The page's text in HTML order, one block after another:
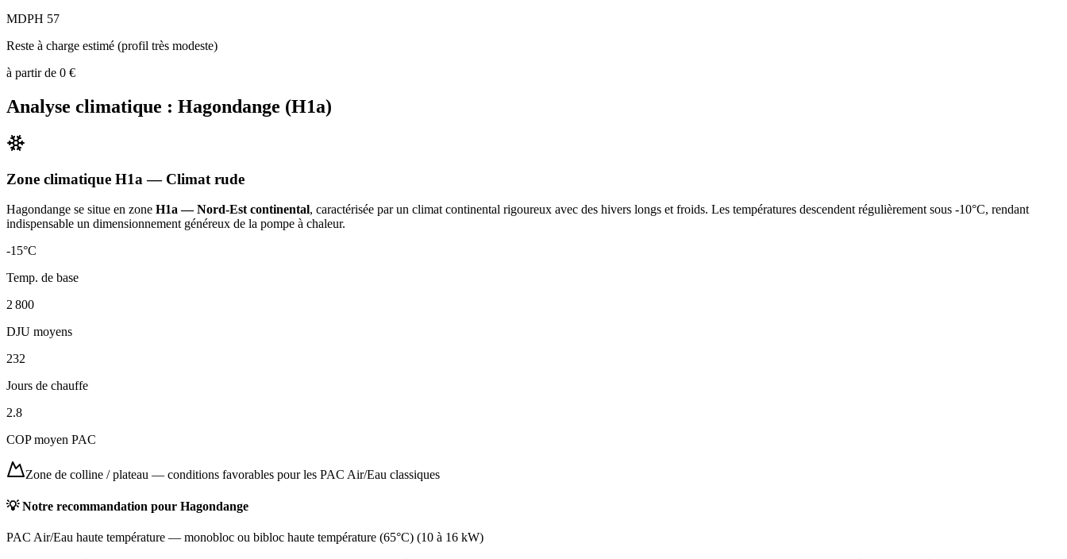
MDPH 57
Reste à charge estimé (profil très modeste)
à partir de 0 €
Analyse climatique : Hagondange (H1a)
Zone climatique H1a — Climat rude
Hagondange se situe en zone H1a — Nord-Est continental, caractérisée par un climat continental rigoureux avec des hivers longs et froids. Les températures descendent régulièrement sous -10°C, rendant
indispensable un dimensionnement généreux de la pompe à chaleur.
-15°C
Temp. de base
2 800
DJU moyens
232
Jours de chauffe
2.8
COP moyen PAC
Zone de colline / plateau — conditions favorables pour les PAC Air/Eau classiques
💡 Notre recommandation pour Hagondange
PAC Air/Eau haute température — monobloc ou bibloc haute température (65°C) (10 à 16 kW)